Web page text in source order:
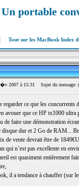
portable
Tout sur les MacBook Index
2007 à 15:31 Sujet du message:
regarder ce que les concurrents
avouer que ce HP tx1000
de faire une démonstration
dur et 2 Go de RAM...
de vente devrait être de
qui n’est pas excellente en
est quasiment entièrement
il a tendance à chauffer (sur